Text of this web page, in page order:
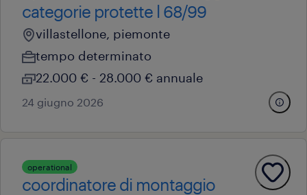
categorie protette l 68/99
villastellone, piemonte
tempo determinato
22.000 € - 28.000 € annuale
24 giugno 2026
operational
coordinatore di montaggio